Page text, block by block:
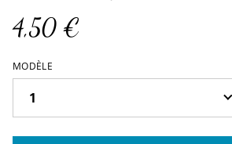
4,50 €
MODÈLE